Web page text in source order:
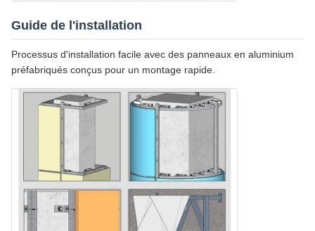
Guide de l'installation
Processus d'installation facile avec des panneaux en aluminium
préfabriqués conçus pour un montage rapide.